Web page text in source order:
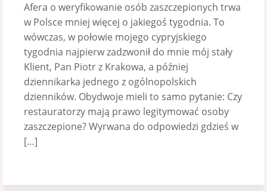
Afera o weryfikowanie osób zaszczepionych trwa
w Polsce mniej więcej o jakiegoś tygodnia. To
wówczas, w połowie mojego cypryjskiego
tygodnia najpierw zadzwonił do mnie mój stały
Klient, Pan Piotr z Krakowa, a później
dziennikarka jednego z ogólnopolskich
dzienników. Obydwoje mieli to samo pytanie: Czy
restauratorzy mają prawo legitymować osoby
zaszczepione? Wyrwana do odpowiedzi gdzieś w
[…]